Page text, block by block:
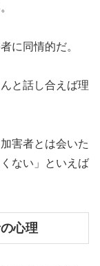
に同情的だ。
と話し合えば理
害者とは会いた
ない」といえば
心理